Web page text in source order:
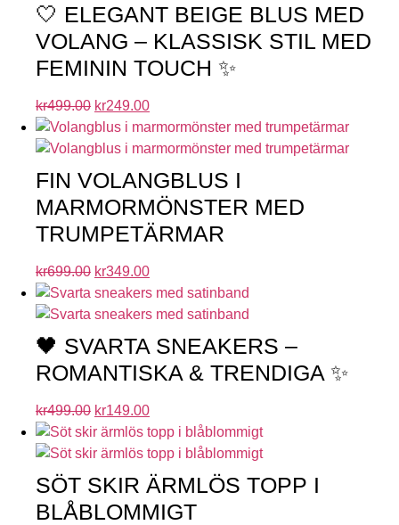
🤍 ELEGANT BEIGE BLUS MED
VOLANG – KLASSISK STIL MED
FEMININ TOUCH ✨
kr499.00 kr249.00
FIN VOLANGBLUS I
MARMORMÖNSTER MED
TRUMPETÄRMAR
kr699.00 kr349.00
🖤 SVARTA SNEAKERS –
ROMANTISKA & TRENDIGA ✨
kr499.00 kr149.00
SÖT SKIR ÄRMLÖS TOPP I
BLÅBLOMMIGT